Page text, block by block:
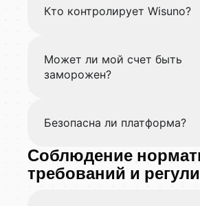
Кто контролирует Wisuno?
Может ли мой счет быть
заморожен?
Безопасна ли платформа?
Соблюдение
требований и